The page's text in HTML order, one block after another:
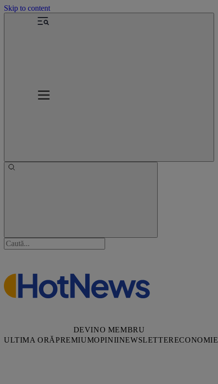
Skip to content
DEVINO MEMBRU
ULTIMA ORĂPREMIUMOPINIINEWSLETTERECONOMIE